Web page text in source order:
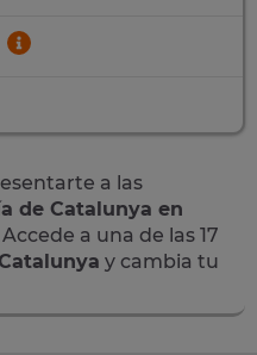
a las
de Catalunya en
Accede a una de las 17
y cambia tu